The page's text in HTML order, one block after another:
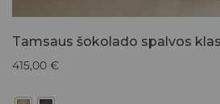
Tamsaus šokolado spalvos
415,00 €